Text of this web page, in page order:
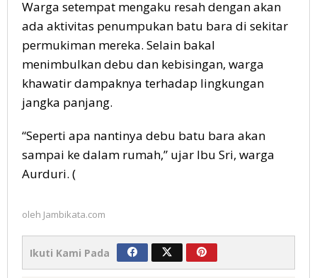
Warga setempat mengaku resah dengan akan
ada aktivitas penumpukan batu bara di sekitar
permukiman mereka. Selain bakal
menimbulkan debu dan kebisingan, warga
khawatir dampaknya terhadap lingkungan
jangka panjang.
“Seperti apa nantinya debu batu bara akan
sampai ke dalam rumah,” ujar Ibu Sri, warga
Aurduri. (
oleh Jambikata.com
Ikuti Kami Pada